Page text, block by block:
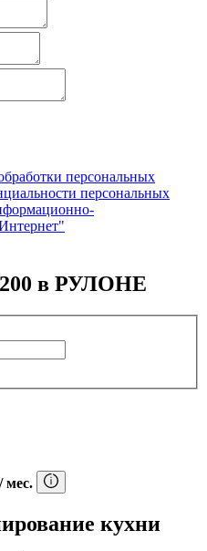
персональных
персональных
в РУЛОНЕ
мес.
кухни